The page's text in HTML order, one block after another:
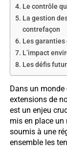
Le contrôle
La gestion
contrefaçon
Les
L’impact
Les défis
Dans un
extensions de
est un enjeu
mis en place un
soumis à une
ensemble les